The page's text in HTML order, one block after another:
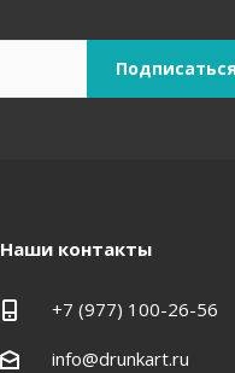
Наши контакты
+7 (977) 100-26-56
info@drunkart.ru